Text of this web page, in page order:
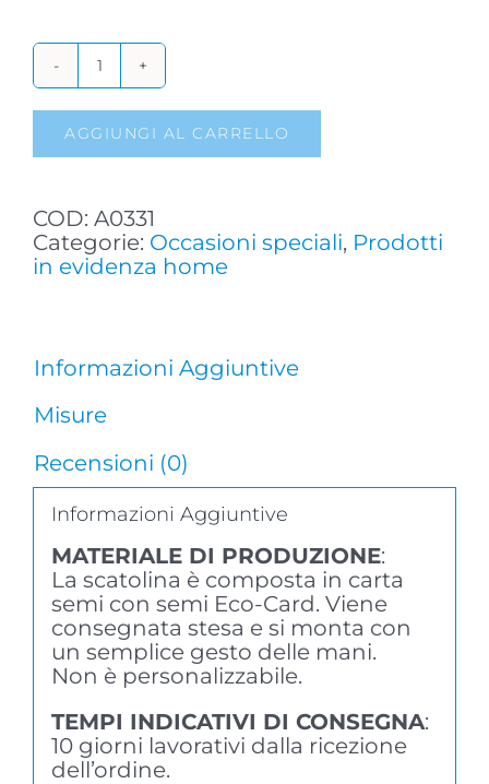
BOMBONIERA
IN
CARTA
AGGIUNGI AL CARRELLO
COD: A0331
Categorie: Occasioni speciali, Prodotti
in evidenza home
Informazioni Aggiuntive
Misure
Recensioni (0)
Informazioni Aggiuntive
MATERIALE DI PRODUZIONE:
La scatolina è composta in carta
semi con semi Eco-Card. Viene
consegnata stesa e si monta con
un semplice gesto delle mani.
Non è personalizzabile.
TEMPI INDICATIVI DI CONSEGNA:
10 giorni lavorativi dalla ricezione
dell’ordine.